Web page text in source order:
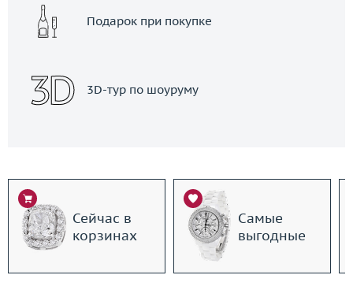
Подарок при покупке
3D-тур по шоуруму
Сейчас в
корзинах
Самые
выгодные